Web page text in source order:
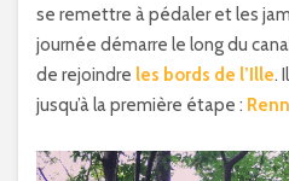
se remettre à pédaler et les
journée démarre le long du
de rejoindre les bords de l’Ille.
jusqu’à la première étape :